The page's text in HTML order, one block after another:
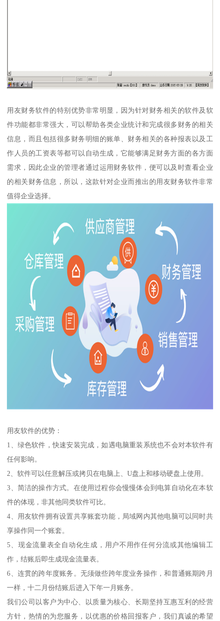
用友财务软件的特别优势非常明显，因为针对财务相关的软件及软
件功能都非常强大，可以帮助各类企业统计和完成很多财务的相关
信息，而且包括很多财务明细的账单、财务相关的各种报表以及工
作人员的工资表等都可以自动生成，它能够满足财务方面的各方面
需求，因此企业的管理者通过运用财务软件，便可以及时查看企业
的相关财务信息，所以，这款针对企业而推出的用友财务软件非常
值得企业选择。
用友软件的优势：
1、绿色软件，快速安装完成，如遇电脑重装系统也不会对本软件有
任何影响。
2、软件可以任意解压或拷贝在电脑上、U盘上和移动硬盘上使用。
3、简洁的操作方式。在使用过程你会慢慢体会到电算自动化在本软
件的体现，非其他同类软件可比。
4、用友软件拥有设置共享账套功能，局域网内其他电脑可以同时共
享操作同一个账套。
5、现金流量表全自动化生成，用户不用作任何分流或其他编辑工
作，结账后即生成现金流量表。
6、连贯的跨年度账务。无须做些跨年度业务操作，和普通账期跨月
一样，十二月份结账后进入下年一月账务。
我们公司以客户为中心、以质量为核心、长期坚持互惠互利的经营
方针，热情的为您服务，以优惠的价格回报客户，我们真诚的希望